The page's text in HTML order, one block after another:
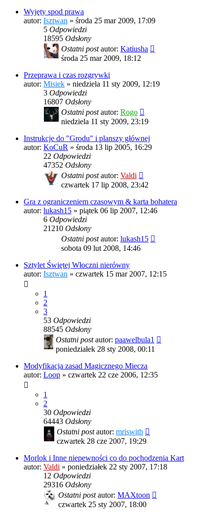
Wyjęty spod prawa
autor: Isztwan » środa 25 mar 2009, 17:09
5 Odpowiedzi
18595 Odsłony
Ostatni postautor: Katiusha
środa 25 mar 2009, 18:12
Przeprawa i czas rozgrywki
autor: Misiek » niedziela 11 sty 2009, 12:19
3 Odpowiedzi
16807 Odsłony
Ostatni postautor: Rogo
niedziela 11 sty 2009, 23:19
Instrukcje do "Grodu" i planszy głównej
autor: KoCuR » środa 13 lip 2005, 16:29
22 Odpowiedzi
47352 Odsłony
Ostatni postautor: Valdi
czwartek 17 lip 2008, 23:42
Gra z ograniczeniem czasowym & karta bohatera
autor: lukash15 » piątek 06 lip 2007, 12:46
6 Odpowiedzi
21210 Odsłony
Ostatni postautor: lukash15
sobota 09 lut 2008, 14:46
Sztylet Świętej Włoczni nierówny
autor: Isztwan » czwartek 15 mar 2007, 12:15
1
2
3
53 Odpowiedzi
88545 Odsłony
Ostatni postautor: paawelbula1
poniedziałek 28 sty 2008, 00:11
Modyfikacja zasad Magicznego Miecza
autor: Loop » czwartek 22 cze 2006, 12:35
1
2
30 Odpowiedzi
64443 Odsłony
Ostatni postautor: mriswith
czwartek 28 cze 2007, 19:29
Morlok i Inne niepewności co do pochodzenia Kart
autor: Valdi » poniedziałek 22 sty 2007, 17:18
12 Odpowiedzi
29316 Odsłony
Ostatni postautor: MAXtoon
czwartek 25 sty 2007, 18:00